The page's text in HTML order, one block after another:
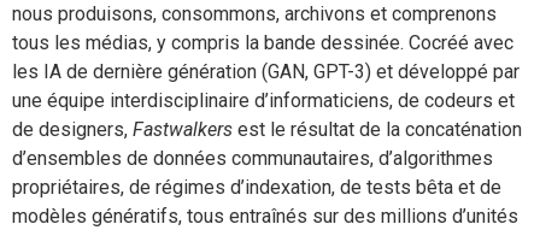
nous produisons, consommons, archivons et comprenons
tous les médias, y compris la bande dessinée. Cocréé avec
les IA de dernière génération (GAN, GPT-3) et développé par
une équipe interdisciplinaire d’informaticiens, de codeurs et
de designers, Fastwalkers est le résultat de la concaténation
d’ensembles de données communautaires, d’algorithmes
propriétaires, de régimes d’indexation, de tests bêta et de
modèles génératifs, tous entraînés sur des millions d’unités